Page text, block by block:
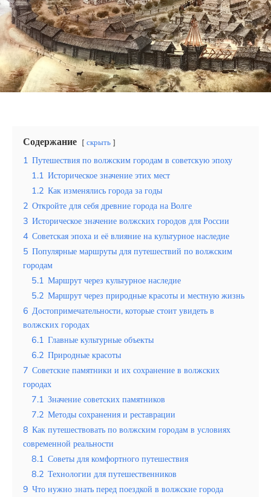
Эквадор
Топ мест отдыха
Анапа
Алтай
Калининград
Крым
Сочи
Египет
ОАЭ
Таиланд
Турция
Шри-Ланка
Вид отдыха
Горы
Море
Как исследовать природу и культуру
столицы Кыргызстана в Бишкеке
Содержание скрыть
1 Путешествия по волжским городам в советскую эпоху
1.1 Историческое значение этих мест
1.2 Как изменялись города за годы
2 Откройте для себя древние города на Волге
3 Историческое значение волжских городов для России
4 Советская эпоха и её влияние на культурное наследие
5 Популярные маршруты для путешествий по волжским
городам
5.1 Маршрут через культурное наследие
5.2 Маршрут через природные красоты и местную жизнь
6 Достопримечательности, которые стоит увидеть в
волжских городах
6.1 Главные культурные объекты
6.2 Природные красоты
7 Советские памятники и их сохранение в волжских
городах
7.1 Значение советских памятников
7.2 Методы сохранения и реставрации
8 Как путешествовать по волжским городам в условиях
современной реальности
8.1 Советы для комфортного путешествия
8.2 Технологии для путешественников
9 Что нужно знать перед поездкой в волжские города